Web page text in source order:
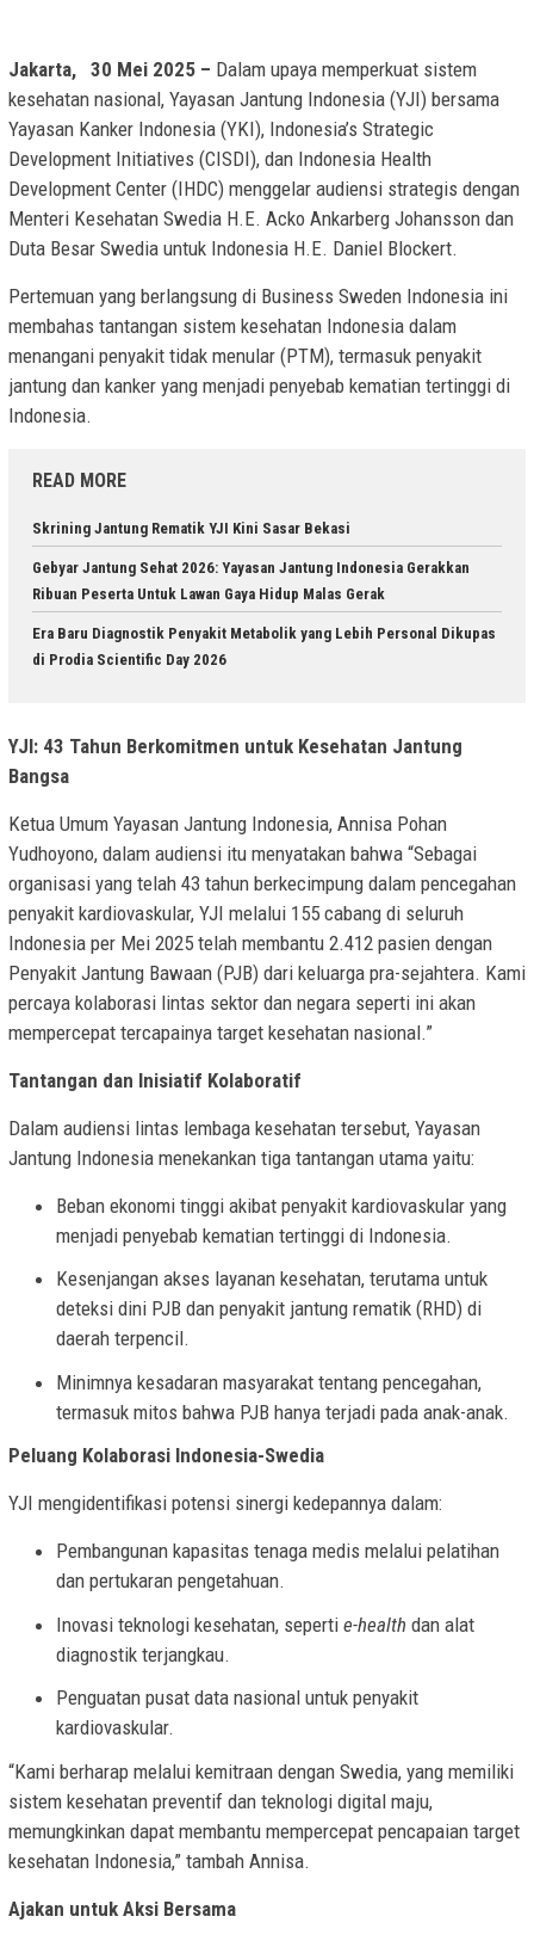
Jakarta, 30 Mei 2025 – Dalam upaya memperkuat sistem
kesehatan nasional, Yayasan Jantung Indonesia (YJI) bersama
Yayasan Kanker Indonesia (YKI), Indonesia’s Strategic
Development Initiatives (CISDI), dan Indonesia Health
Development Center (IHDC) menggelar audiensi strategis dengan
Menteri Kesehatan Swedia H.E. Acko Ankarberg Johansson dan
Duta Besar Swedia untuk Indonesia H.E. Daniel Blockert.
Pertemuan yang berlangsung di Business Sweden Indonesia ini
membahas tantangan sistem kesehatan Indonesia dalam
menangani penyakit tidak menular (PTM), termasuk penyakit
jantung dan kanker yang menjadi penyebab kematian tertinggi di
Indonesia.
READ MORE
Skrining Jantung Rematik YJI Kini Sasar Bekasi
Gebyar Jantung Sehat 2026: Yayasan Jantung Indonesia Gerakkan
Ribuan Peserta Untuk Lawan Gaya Hidup Malas Gerak
Era Baru Diagnostik Penyakit Metabolik yang Lebih Personal Dikupas
di Prodia Scientific Day 2026
YJI: 43 Tahun Berkomitmen untuk Kesehatan Jantung
Bangsa
Ketua Umum Yayasan Jantung Indonesia, Annisa Pohan
Yudhoyono, dalam audiensi itu menyatakan bahwa “Sebagai
organisasi yang telah 43 tahun berkecimpung dalam pencegahan
penyakit kardiovaskular, YJI melalui 155 cabang di seluruh
Indonesia per Mei 2025 telah membantu 2.412 pasien dengan
Penyakit Jantung Bawaan (PJB) dari keluarga pra-sejahtera. Kami
percaya kolaborasi lintas sektor dan negara seperti ini akan
mempercepat tercapainya target kesehatan nasional.”
Tantangan dan Inisiatif Kolaboratif
Dalam audiensi lintas lembaga kesehatan tersebut, Yayasan
Jantung Indonesia menekankan tiga tantangan utama yaitu:
Beban ekonomi tinggi akibat penyakit kardiovaskular yang
menjadi penyebab kematian tertinggi di Indonesia.
Kesenjangan akses layanan kesehatan, terutama untuk
deteksi dini PJB dan penyakit jantung rematik (RHD) di
daerah terpencil.
Minimnya kesadaran masyarakat tentang pencegahan,
termasuk mitos bahwa PJB hanya terjadi pada anak-anak.
Peluang Kolaborasi Indonesia-Swedia
YJI mengidentifikasi potensi sinergi kedepannya dalam:
Pembangunan kapasitas tenaga medis melalui pelatihan
dan pertukaran pengetahuan.
Inovasi teknologi kesehatan, seperti e-health dan alat
diagnostik terjangkau.
Penguatan pusat data nasional untuk penyakit
kardiovaskular.
“Kami berharap melalui kemitraan dengan Swedia, yang memiliki
sistem kesehatan preventif dan teknologi digital maju,
memungkinkan dapat membantu mempercepat pencapaian target
kesehatan Indonesia,” tambah Annisa.
Ajakan untuk Aksi Bersama